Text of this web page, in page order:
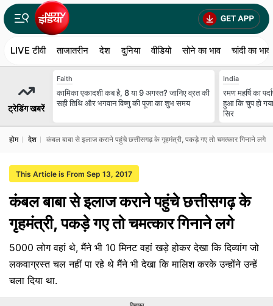
LIVE टीवी ताजातरीन देश दुनिया वीडियो सोने का भाव चांदी का भाव
ट्रेडिंग खबरें
Faith
कामिका एकादशी कब है, 8 या 9 अगस्त? जानिए व्रत की
सही तिथि और भगवान विष्णु की पूजा का शुभ समय
India
रमण महर्षि का
हुआ कि चुप हो
सिर
होम देश कंबल बाबा से इलाज कराने पहुंचे छत्तीसगढ़ के गृहमंत्री, पकड़े गए तो चमत्कार गिनाने लगे
This Article is From Sep 13, 2017
कंबल बाबा से इलाज कराने पहुंचे छत्तीसगढ़ के
गृहमंत्री, पकड़े गए तो चमत्कार गिनाने लगे
5000 लोग वहां थे, मैंने भी 10 मिनट वहां खड़े होकर देखा कि दिव्यांग जो
लकवाग्रस्त चल नहीं पा रहे थे मैंने भी देखा कि मालिश करके उन्होंने उन्हें
चला दिया था.